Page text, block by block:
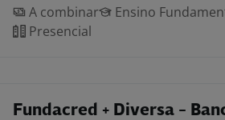
A combinar
Ensino
Presencial
Fundacred + Diversa -